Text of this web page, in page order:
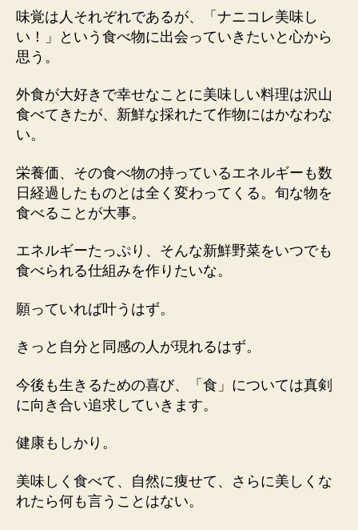
味覚は人それぞれであるが、「ナニコレ美味し
い！」という食べ物に出会っていきたいと心から
思う。
外食が大好きで幸せなことに美味しい料理は沢山
食べてきたが、新鮮な採れたて作物にはかなわな
い。
栄養価、その食べ物の持っているエネルギーも数
日経過したものとは全く変わってくる。旬な物を
食べることが大事。
エネルギーたっぷり、そんな新鮮野菜をいつでも
食べられる仕組みを作りたいな。
願っていれば叶うはず。
きっと自分と同感の人が現れるはず。
今後も生きるための喜び、「食」については真剣
に向き合い追求していきます。
健康もしかり。
美味しく食べて、自然に痩せて、さらに美しくな
れたら何も言うことはない。